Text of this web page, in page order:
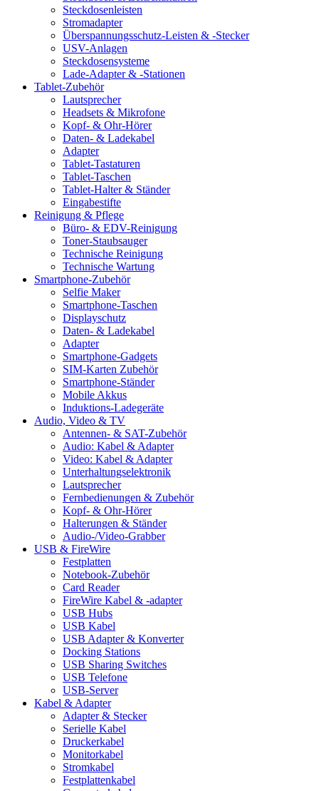
Steckdosenleisten
Stromadapter
Überspannungsschutz-Leisten & -Stecker
USV-Anlagen
Steckdosensysteme
Lade-Adapter & -Stationen
Tablet-Zubehör
Lautsprecher
Headsets & Mikrofone
Kopf- & Ohr-Hörer
Daten- & Ladekabel
Adapter
Tablet-Tastaturen
Tablet-Taschen
Tablet-Halter & Ständer
Eingabestifte
Reinigung & Pflege
Büro- & EDV-Reinigung
Toner-Staubsauger
Technische Reinigung
Technische Wartung
Smartphone-Zubehör
Selfie Maker
Smartphone-Taschen
Displayschutz
Daten- & Ladekabel
Adapter
Smartphone-Gadgets
SIM-Karten Zubehör
Smartphone-Ständer
Mobile Akkus
Induktions-Ladegeräte
Audio, Video & TV
Antennen- & SAT-Zubehör
Audio: Kabel & Adapter
Video: Kabel & Adapter
Unterhaltungselektronik
Lautsprecher
Fernbedienungen & Zubehör
Kopf- & Ohr-Hörer
Halterungen & Ständer
Audio-/Video-Grabber
USB & FireWire
Festplatten
Notebook-Zubehör
Card Reader
FireWire Kabel & -adapter
USB Hubs
USB Kabel
USB Adapter & Konverter
Docking Stations
USB Sharing Switches
USB Telefone
USB-Server
Kabel & Adapter
Adapter & Stecker
Serielle Kabel
Druckerkabel
Monitorkabel
Stromkabel
Festplattenkabel